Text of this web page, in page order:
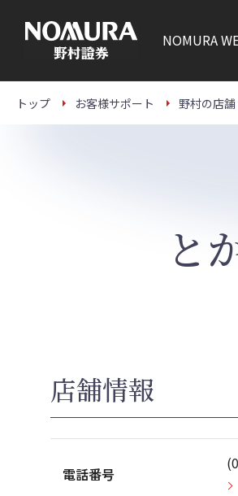
本
NOMURA
トップ お客様サポート 野村の店舗
と
店舗情報
電話番号